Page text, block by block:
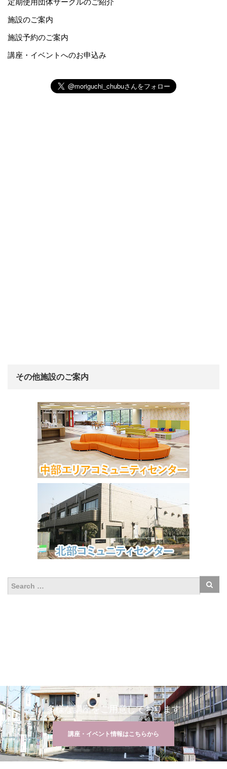
定期使用団体サークルのご紹介
施設のご案内
施設予約のご案内
講座・イベントへのお申込み
その他施設のご案内
多様な講座をご用意しております
講座・イベント情報はこちらから